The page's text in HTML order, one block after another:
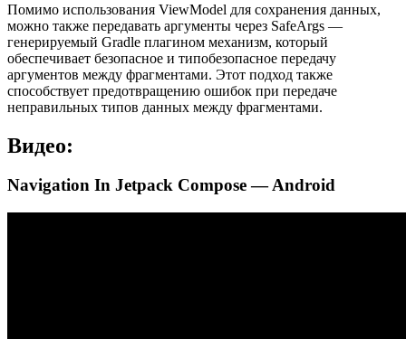
Помимо использования ViewModel для сохранения данных,
можно также передавать аргументы через SafeArgs —
генерируемый Gradle плагином механизм, который
обеспечивает безопасное и типобезопасное передачу
аргументов между фрагментами. Этот подход также
способствует предотвращению ошибок при передаче
неправильных типов данных между фрагментами.
Видео:
Navigation In Jetpack Compose — Android